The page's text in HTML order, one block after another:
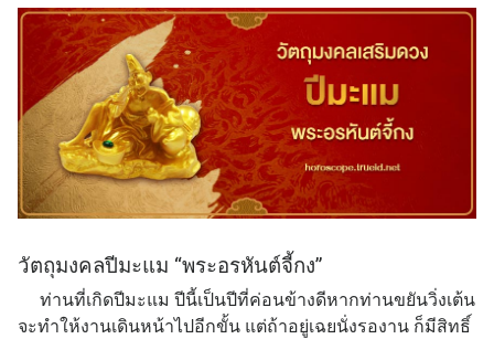
วัตถุมงคลปีมะแม “พระอรหันต์จี้กง”
ท่านที่เกิดปีมะแม ปีนี้เป็นปีที่ค่อนข้างดีหากท่านขยันวิ่งเต้น
จะทำให้งานเดินหน้าไปอีกขั้น แต่ถ้าอยู่เฉยนั่งรองาน ก็มีสิทธิ์